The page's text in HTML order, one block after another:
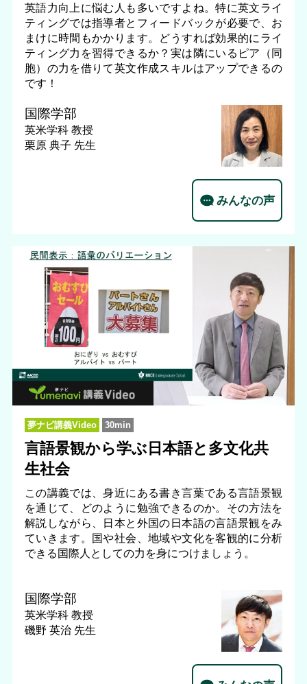
英語力向上に悩む人も多いですよね。特に英文ライ
ティングでは指導者とフィードバックが必要で、お
まけに時間もかかります。どうすれば効果的にライ
ティング力を習得できるか？実は隣にいるピア（同
胞）の力を借りて英文作成スキルはアップできるの
です！
国際学部
英米学科 教授
栗原 典子 先生
みんなの声
夢ナビ講義Video 30min
言語景観から学ぶ日本語と多文化共
生社会
この講義では、身近にある書き言葉である言語景観
を通じて、どのように勉強できるのか。その方法を
解説しながら、日本と外国の日本語の言語景観をみ
ていきます。国や社会、地域や文化を客観的に分析
できる国際人としての力を身につけましょう。
国際学部
英米学科 教授
磯野 英治 先生